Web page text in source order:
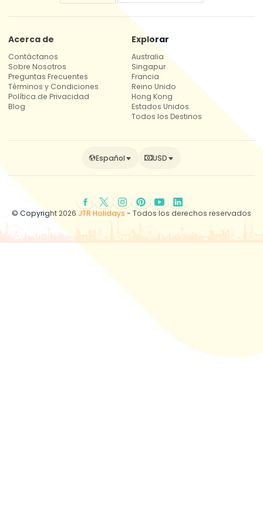
Acerca de
Contáctanos
Sobre Nosotros
Preguntas Frecuentes
Términos y Condiciones
Política de Privacidad
Blog
Explorar
Australia
Singapur
Francia
Reino Unido
Hong Kong
Estados Unidos
Todos los Destinos
Español USD
© Copyright 2026 JTR Holidays - Todos los derechos reservados